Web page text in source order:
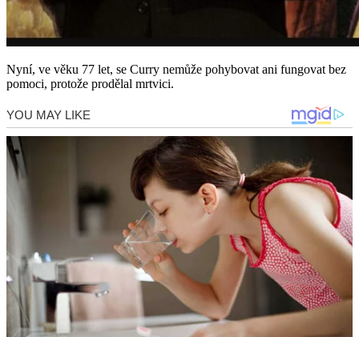
Nyní, ve věku 77 let, se Curry nemůže pohybovat ani fungovat bez
pomoci, protože prodělal mrtvici.